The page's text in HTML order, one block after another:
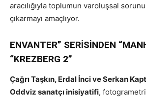
aracılığıyla toplumun varoluşsal
çıkarmayı amaçlıyor.
ENVANTER” SERİSİNDEN
“KREZBERG 2”
Çağrı Taşkın, Erdal İnci ve Serkan
Oddviz sanatçı inisiyatifi,